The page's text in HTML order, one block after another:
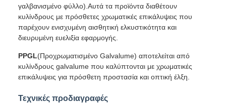
γαλβανισμένο φύλλο).Αυτά τα προϊόντα διαθέτουν
κυλίνδρους με πρόσθετες χρωματικές επικάλυψεις που
παρέχουν ενισχυμένη αισθητική ελκυστικότητα και
διευρυμένη ευελιξία εφαρμογής.
PPGL(Προχρωματισμένο Galvalume) αποτελείται από
κυλίνδρους galvalume που καλύπτονται με χρωματικές
επικάλυψεις για πρόσθετη προστασία και οπτική έλξη.
Τεχνικές προδιαγραφές